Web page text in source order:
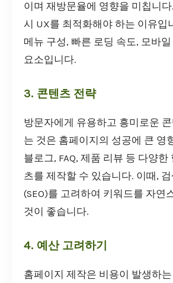
이며 재방문율에 영향을 미칩니다.
시 UX를 최적화해야 하는 이유입
메뉴 구성, 빠른 로딩 속도, 모바
요소입니다.
3. 콘텐츠 전략
방문자에게 유용하고 흥미로운
는 것은 홈페이지의 성공에 큰 영
블로그, FAQ, 제품 리뷰 등 다양한
츠를 제작할 수 있습니다. 이때,
(SEO)를 고려하여 키워드를 자연
것이 좋습니다.
4. 예산 고려하기
홈페이지 제작은 비용이 발생하